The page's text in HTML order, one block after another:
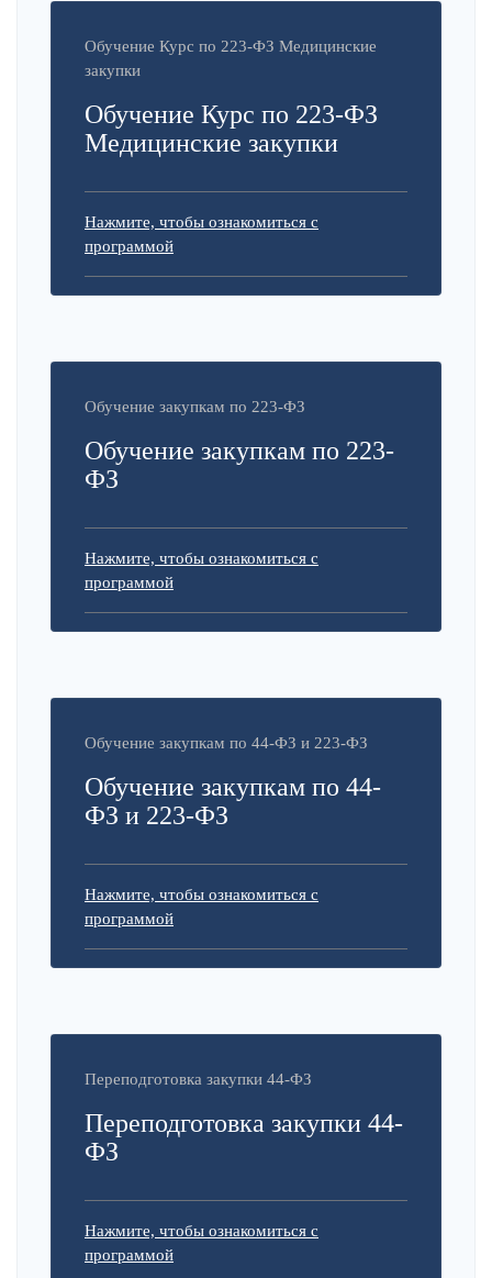
Обучение Курс по 223-ФЗ Медицинские
закупки
Обучение Курс по 223-ФЗ
Медицинские закупки
Нажмите, чтобы ознакомиться с
программой
Обучение закупкам по 223-ФЗ
Обучение закупкам по 223-
ФЗ
Нажмите, чтобы ознакомиться с
программой
Обучение закупкам по 44-ФЗ и 223-ФЗ
Обучение закупкам по 44-
ФЗ и 223-ФЗ
Нажмите, чтобы ознакомиться с
программой
Переподготовка закупки 44-ФЗ
Переподготовка закупки 44-
ФЗ
Нажмите, чтобы ознакомиться с
программой